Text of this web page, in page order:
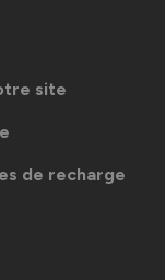
site
de recharge